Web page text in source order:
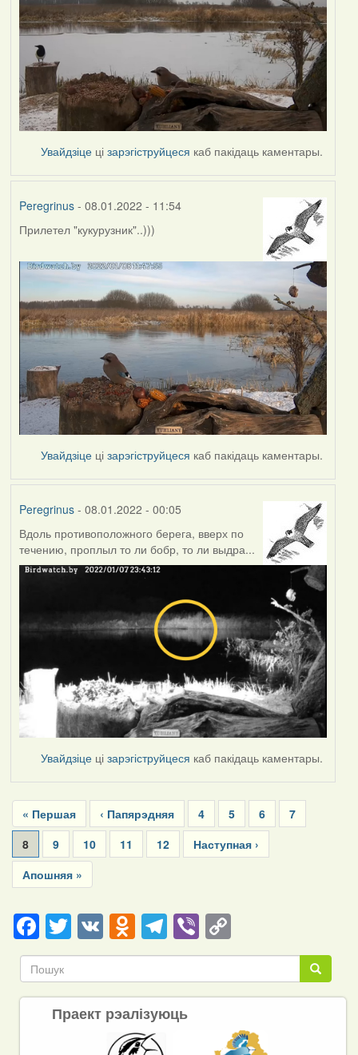
Увайдзіце цізарэгіструйцеся каб пакідаць каментары.
Peregrinus- 08.01.2022 - 11:54
Прилетел "кукурузник"..)))
Увайдзіце цізарэгіструйцеся каб пакідаць каментары.
Peregrinus- 08.01.2022 - 00:05
Вдоль противоположного берега, вверх по
течению, проплыл то ли бобр, то ли выдра...
Увайдзіце цізарэгіструйцеся каб пакідаць каментары.
Pagination
First
page
« Першая
Previous
page
‹ Папярэдняя Page
4 Page
5 Page
6 Page
7
Current
page
8 Page
9 Page
10 Page
11 Page
12
Next
page
Наступная ›
Last
page
Апошняя »
Facebook
Twitter
VKOdnoklassniki
Telegram
ViberCopy
Link Пошук
Пошук
Праект рэалізуюць